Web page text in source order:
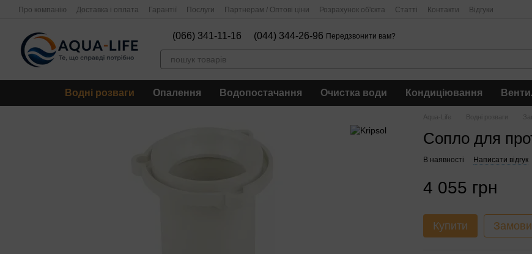
Перейти до основного контенту
Про компанію Доставка і оплата Гарантії Послуги Партнерам / Оптові ціни Розрахунок об'єкта Статті Контакти Відгуки
(066) 341-11-16 (044) 344-26-96 Передзвонити вам?
Водні розваги Опалення Водопостачання Очистка води Кондиціювання
Aqua-Life Водні розваги
Сопло для
В наявності Написати відгук
4 055 грн
Купити